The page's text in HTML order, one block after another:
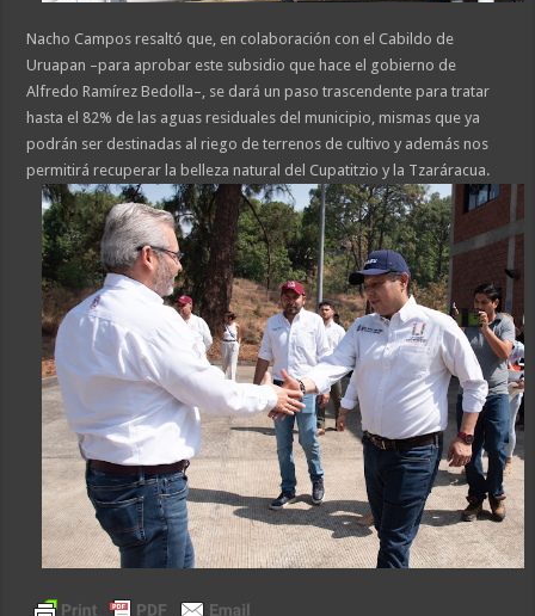
Nacho Campos resaltó que, en colaboración con el Cabildo de
Uruapan –para aprobar este subsidio que hace el gobierno de
Alfredo Ramírez Bedolla–, se dará un paso trascendente para tratar
hasta el 82% de las aguas residuales del municipio, mismas que ya
podrán ser destinadas al riego de terrenos de cultivo y además nos
permitirá recuperar la belleza natural del Cupatitzio y la Tzaráracua.